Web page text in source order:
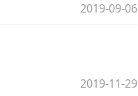
2019-09-06
2019-11-29